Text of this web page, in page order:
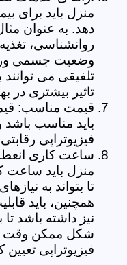
منزل باید برای
دهد. به عنوان
روانشناسی،
وضعیت جسمی
تلفیقی می
تاثیر بیشتری در
قیمت مناسب:
باید مناسب باشد
فیزیوتراپی
ساعت کاری
منزل باید ساعت
تا بتواند به
همچنین، باید
نیز داشته باشد تا
شکل ممکن وقت
فیزیوتراپی تعیین